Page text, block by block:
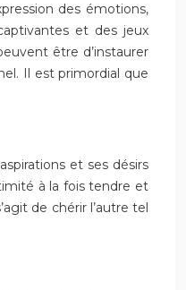
des émotions,
et des jeux
être d’instaurer
Il est primordial que
et ses désirs
à la fois tendre et
de chérir l’autre tel